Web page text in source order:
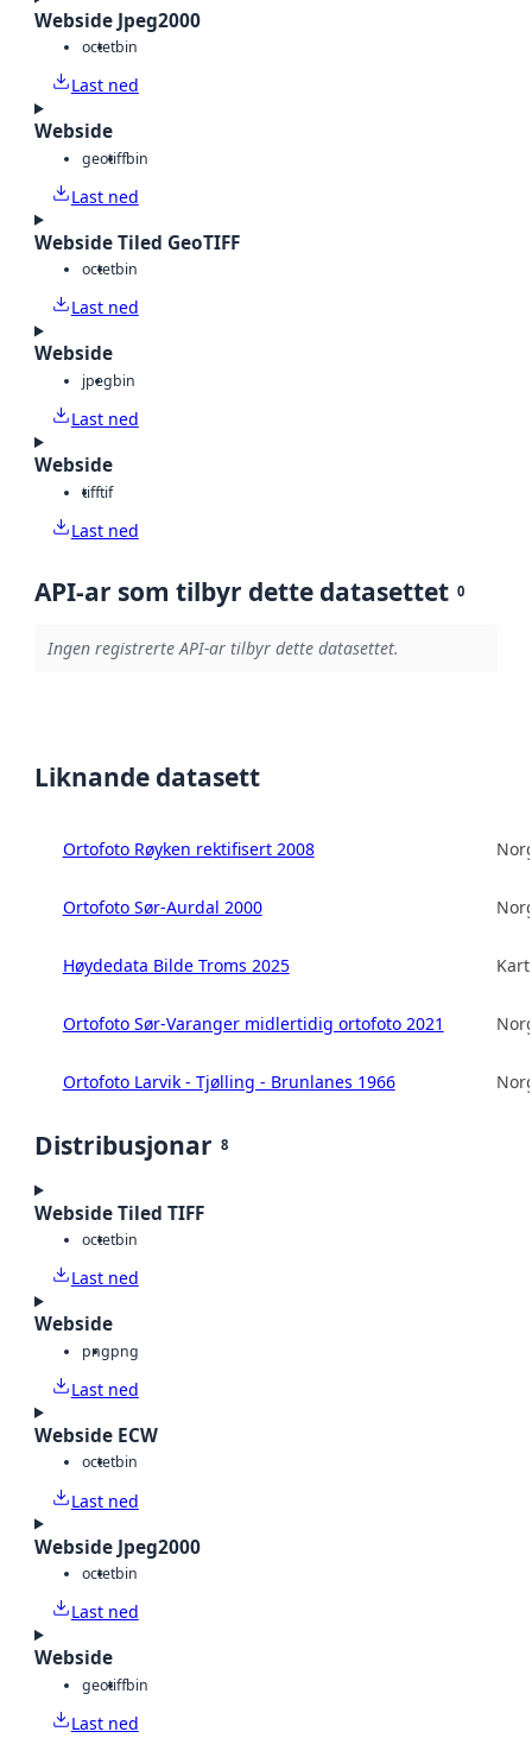
Webside Jpeg2000
octetbin
Last ned
Webside
geotiffbin
Last ned
Webside Tiled GeoTIFF
octetbin
Last ned
Webside
jpegbin
Last ned
Webside
tifftif
Last ned
API-ar som tilbyr dette datasettet 0
Ingen registrerte API-ar tilbyr dette datasettet.
Liknande datasett
Ortofoto Røyken rektifisert 2008
Ortofoto Sør-Aurdal 2000
Høydedata Bilde Troms 2025
Ortofoto Sør-Varanger midlertidig ortofoto 2021
Ortofoto Larvik - Tjølling - Brunlanes 1966
Distribusjonar 8
Webside Tiled TIFF
octetbin
Last ned
Webside
pngpng
Last ned
Webside ECW
octetbin
Last ned
Webside Jpeg2000
octetbin
Last ned
Webside
geotiffbin
Last ned